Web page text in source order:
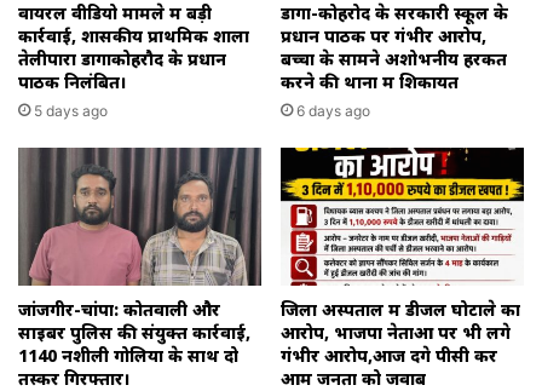
वायरल वीडियो मामले में बड़ी
कार्रवाई, शासकीय प्राथमिक शाला
तेलीपारा डोंगाकोहरौद के प्रधान
पाठक निलंबित।
5 days ago
डोंगा-कोहरोद के सरकारी स्कूल के
प्रधान पाठक पर गंभीर आरोप,
बच्चों के सामने अशोभनीय हरकत
करने की थाना में शिकायत
6 days ago
जांजगीर-चांपा: कोतवाली और
साइबर पुलिस की संयुक्त कार्रवाई,
1140 नशीली गोलियों के साथ दो
तस्कर गिरफ्तार।
जिला अस्पताल में डीजल घोटाले का
आरोप, भाजपा नेताओं पर भी लगे
गंभीर आरोप,आज देंगे पीसी कर
आम जनता को जवाब